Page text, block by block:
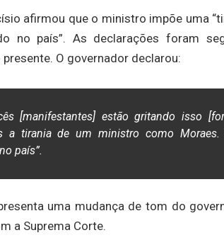
afirmou que o ministro impõe uma
no país”. As declarações foram
O governador declarou:
[manifestantes] estão gritando isso
a tirania de um ministro como
país”.
uma mudança de tom do
a Suprema Corte.